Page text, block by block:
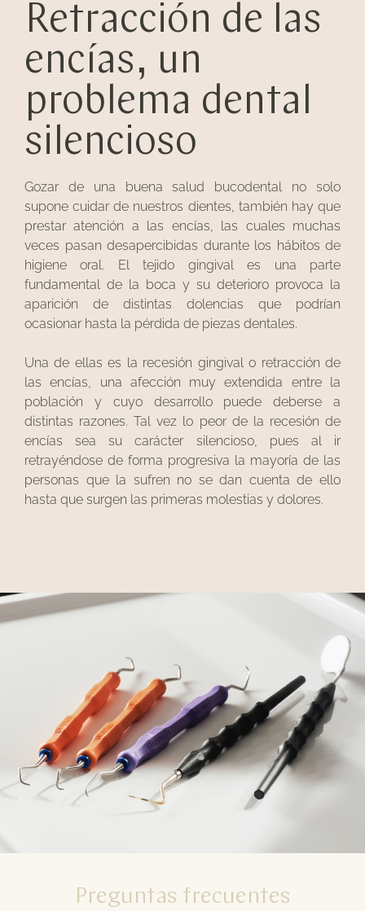
Retracción de las
encías, un
problema dental
silencioso
Gozar de una buena salud bucodental no solo
supone cuidar de nuestros dientes, también hay que
prestar atención a las encías, las cuales muchas
veces pasan desapercibidas durante los hábitos de
higiene oral. El tejido gingival es una parte
fundamental de la boca y su deterioro provoca la
aparición de distintas dolencias que podrían
ocasionar hasta la pérdida de piezas dentales.
Una de ellas es la recesión gingival o retracción de
las encías, una afección muy extendida entre la
población y cuyo desarrollo puede deberse a
distintas razones. Tal vez lo peor de la recesión de
encías sea su carácter silencioso, pues al ir
retrayéndose de forma progresiva la mayoría de las
personas que la sufren no se dan cuenta de ello
hasta que surgen las primeras molestias y dolores.
Preguntas frecuentes